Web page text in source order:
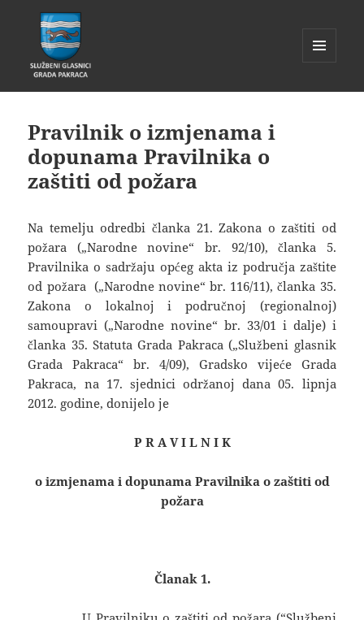
WIDGETI
Pravilnik o izmjenama i
dopunama Pravilnika o
zaštiti od požara
Na temelju odredbi članka 21. Zakona o zaštiti od
požara („Narodne novine“ br. 92/10), članka 5.
Pravilnika o sadržaju općeg akta iz područja zaštite
od požara („Narodne novine“ br. 116/11), članka 35.
Zakona o lokalnoj i područnoj (regionalnoj)
samoupravi („Narodne novine“ br. 33/01 i dalje) i
članka 35. Statuta Grada Pakraca („Službeni glasnik
Grada Pakraca“ br. 4/09), Gradsko vijeće Grada
Pakraca, na 17. sjednici održanoj dana 05. lipnja
2012. godine, donijelo je
P R A V I L N I K
o izmjenama i dopunama Pravilnika o zaštiti od
požara
Članak 1.